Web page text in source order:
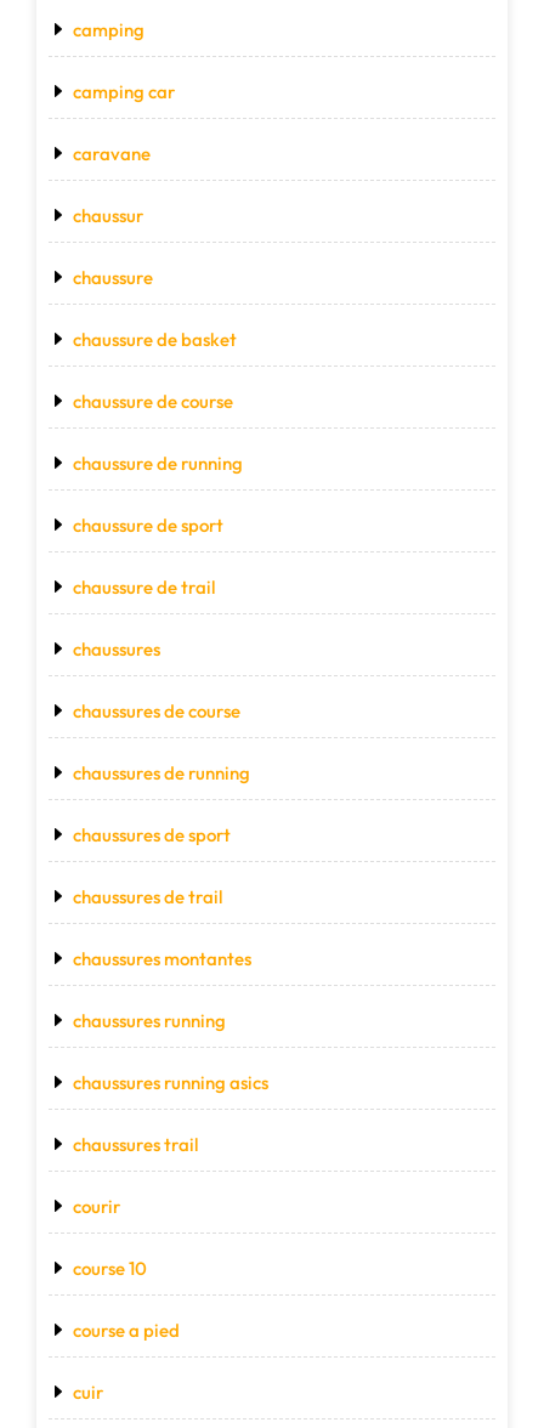
camping
camping car
caravane
chaussur
chaussure
chaussure de basket
chaussure de course
chaussure de running
chaussure de sport
chaussure de trail
chaussures
chaussures de course
chaussures de running
chaussures de sport
chaussures de trail
chaussures montantes
chaussures running
chaussures running asics
chaussures trail
courir
course 10
course a pied
cuir